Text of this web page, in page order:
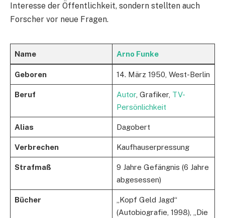
Interesse der Öffentlichkeit, sondern stellten auch
Forscher vor neue Fragen.
Name Arno Funke
Geboren 14. März 1950, West-Berlin
Beruf Autor, Grafiker, TV-
Persönlichkeit
Alias Dagobert
Verbrechen Kaufhauserpressung
Strafmaß
9 Jahre Gefängnis (6 Jahre
abgesessen)
Bücher
„Kopf Geld Jagd“
(Autobiografie, 1998), „Die